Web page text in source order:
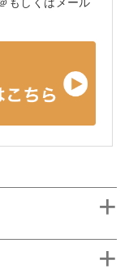
もしくはメール